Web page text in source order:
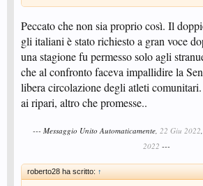
Peccato che non sia proprio così. Il
gli italiani è stato richiesto a gran voce
una stagione fu permesso solo agli
che al confronto faceva impallidire la
libera circolazione degli atleti
ai ripari, altro che promesse..
--- Messaggio Unito Automaticamente, 22 Giu 2022
2022 ---
roberto28 ha scritto: ↑